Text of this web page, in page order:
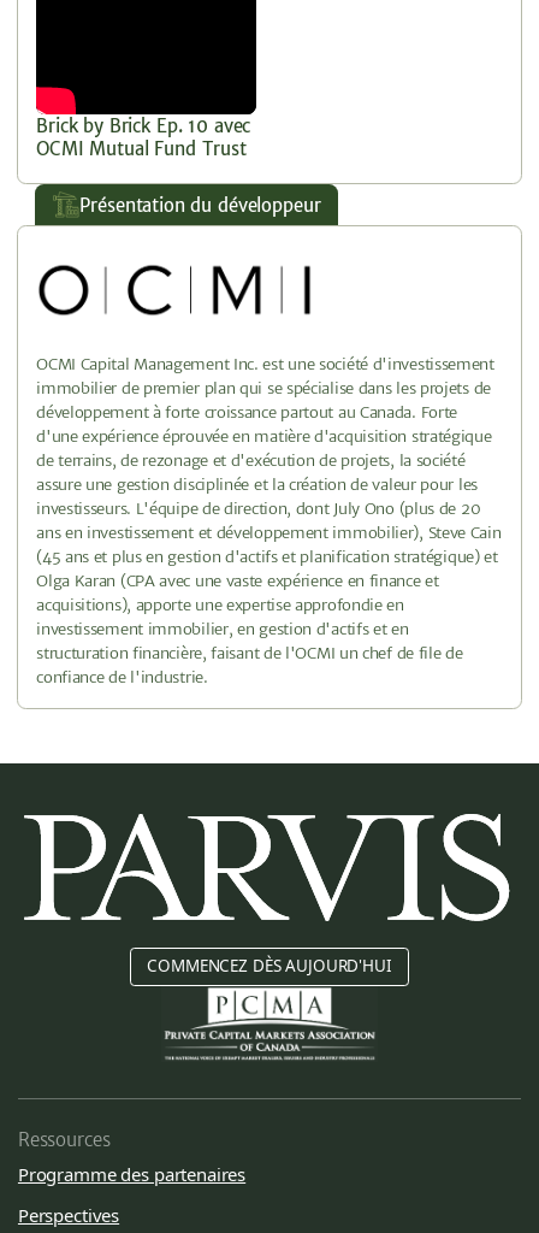
Brick by Brick Ep. 10 avec
OCMI Mutual Fund Trust
Présentation du développeur
OCMI Capital Management Inc. est une société d'investissement
immobilier de premier plan qui se spécialise dans les projets de
développement à forte croissance partout au Canada. Forte
d'une expérience éprouvée en matière d'acquisition stratégique
de terrains, de rezonage et d'exécution de projets, la société
assure une gestion disciplinée et la création de valeur pour les
investisseurs. L'équipe de direction, dont July Ono (plus de 20
ans en investissement et développement immobilier), Steve Cain
(45 ans et plus en gestion d'actifs et planification stratégique) et
Olga Karan (CPA avec une vaste expérience en finance et
acquisitions), apporte une expertise approfondie en
investissement immobilier, en gestion d'actifs et en
structuration financière, faisant de l'OCMI un chef de file de
confiance de l'industrie.
COMMENCEZ DÈS AUJOURD'HUI
Ressources
Programme des partenaires
Perspectives